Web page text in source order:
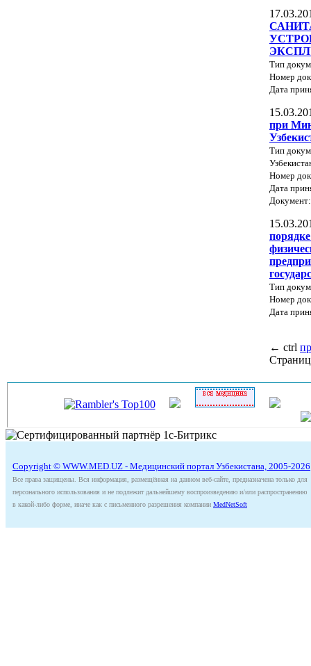
Тип
Номер
Дата
при
Тип
Номер
Дата
Тип
Номер
Дата
← ctrl
Copyright © WWW.MED.UZ - Медицинский портал Узбекистана, 2005-2026
Все права защищены. Вся информация, размещённая на данном веб-сайте, предназначена только для
персонального использования и не подлежит дальнейшему воспроизведению и/или распространению
в какой-либо форме, иначе как с письменного разрешения компании MedNetSoft